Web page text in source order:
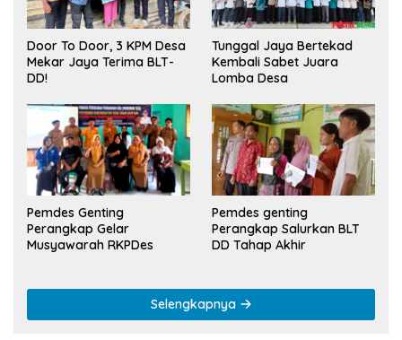
Door To Door, 3 KPM Desa
Mekar Jaya Terima BLT-
DD!
Tunggal Jaya Bertekad
Kembali Sabet Juara
Lomba Desa
Pemdes Genting
Perangkap Gelar
Musyawarah RKPDes
Pemdes genting
Perangkap Salurkan BLT
DD Tahap Akhir
Selengkapnya